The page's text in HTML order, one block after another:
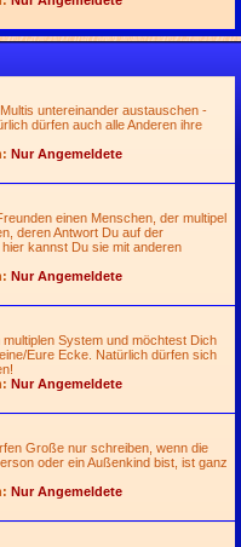
untereinander austauschen -
dürfen auch alle Anderen ihre
Nur Angemeldete
einen Menschen, der multipel
deren Antwort Du auf der
kannst Du sie mit anderen
Nur Angemeldete
System und möchtest Dich
Eure Ecke. Natürlich dürfen sich
Nur Angemeldete
Große nur schreiben, wenn die
oder ein Außenkind bist, ist ganz
Nur Angemeldete